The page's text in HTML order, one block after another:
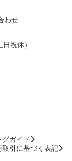
わせ
祝休）
グガイド
取引に基づく表記